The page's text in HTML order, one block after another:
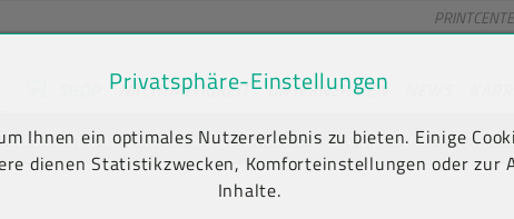
springen [AK + 2]
[AK + 5]
NACHHALTIGKEIT UNTERNEHMEN
frei ab € 75,00 netto, darunter € 10,00 (AT/DE)
Privatsphäre-Einstellungen
Ihnen ein optimales Nutzererlebnis zu bieten. Einige
dienen Statistikzwecken, Komforteinstellungen oder zur
Inhalte.